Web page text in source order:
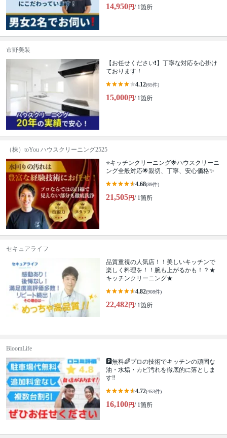
14,950円/ 1箇所
市野美装
【お任せください❗️】丁寧な対応を心掛け
ております！
4.12(65件)
15,000円/ 1箇所
（株）toYou ハウスクリーニング2525
⭐️キッチンクリーニング🌟ハウスクリーニ
ング全般対応🌟親切、丁寧、安心価格✨
4.68(89件)
21,505円/ 1箇所
セキュアライフ
品質重視の人気店！！美しいキッチンで
楽しく料理を！！腕も上がるかも！？★
キッチンクリーニング★
4.82(908件)
22,482円/ 1箇所
BloomLife
🅿️無料🌈プロの技術でキッチンの頑固な
油・水垢・カビ汚れを徹底的に落としま
す‼️
4.72(453件)
16,100円/ 1箇所